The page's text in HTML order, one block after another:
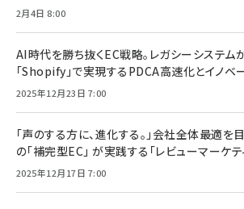
2月4日 8:00
AI時代を勝ち抜くEC戦略。レガシーシステム
「Shopify」で実現するPDCA高速化とイノベ
2025年12月23日 7:00
「声のする方に、進化する。」会社全体最適を
の「補完型EC」 が実践する「レビューマーケテ
2025年12月17日 7:00